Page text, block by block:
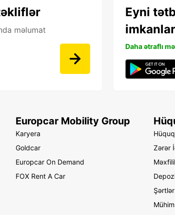
məlumat
Eyni
imkanlar
Daha ətraflı
Europcar Mobility Group
Karyera
Goldcar
Europcar On Demand
FOX Rent A Car
Zərər